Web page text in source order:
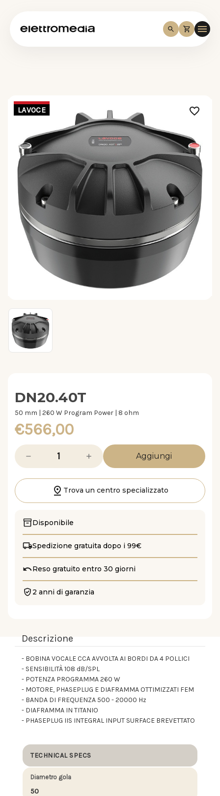
LAVOCE
DN20.40T
50 mm | 260 W Program Power | 8 ohm
€566,00
Diminuisci
quantità
di
Aumenta
quantità
di
Trova un centro specializzato
Disponibile
Spedizione gratuita dopo i 99€
Reso gratuito entro 30 giorni
2 anni di garanzia
Descrizione
- BOBINA VOCALE CCA AVVOLTA AI BORDI DA 4 POLLICI
- SENSIBILITÀ 108 dB/SPL
- POTENZA PROGRAMMA 260 W
- MOTORE, PHASEPLUG E DIAFRAMMA OTTIMIZZATI FEM
- BANDA DI FREQUENZA 500 - 20000 Hz
- DIAFRAMMA IN TITANIO
- PHASEPLUG IIS INTEGRAL INPUT SURFACE BREVETTATO
TECHNICAL SPECS
Diametro gola
50